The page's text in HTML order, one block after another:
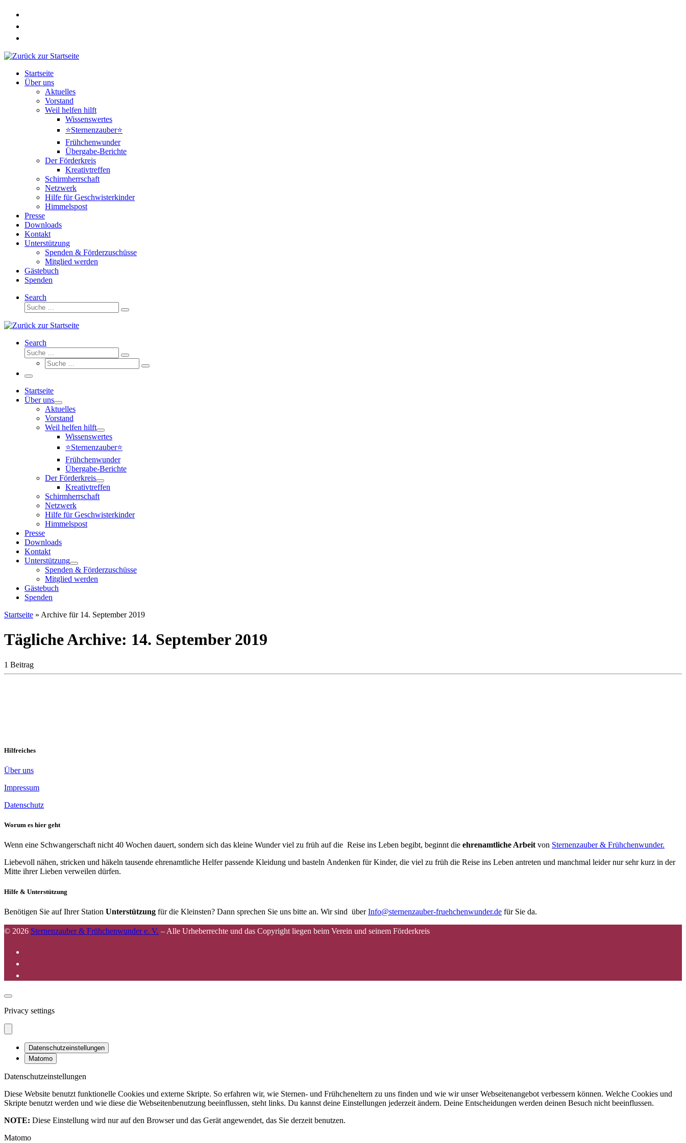
Zum
springen
Startseite
Über uns
Aktuelles
Vorstand
Weil helfen hilft
Wissenswertes
⭐Sternenzauber⭐
Frühchenwunder
Übergabe-Berichte
Der Förderkreis
Kreativtreffen
Schirmherrschaft
Netzwerk
Hilfe für Geschwisterkinder
Himmelspost
Presse
Downloads
Kontakt
Unterstützung
Spenden & Förderzuschüsse
Mitglied werden
Gästebuch
Spenden
Search
Suche
Suche
Search
Suche
Suche
Suche
Suche
Menü
Startseite
Über uns
Aktuelles
Vorstand
Weil helfen hilft
Wissenswertes
⭐Sternenzauber⭐
Frühchenwunder
Übergabe-Berichte
Der Förderkreis
Kreativtreffen
Schirmherrschaft
Netzwerk
Hilfe für Geschwisterkinder
Himmelspost
Presse
Downloads
Kontakt
Unterstützung
Spenden & Förderzuschüsse
Mitglied werden
Gästebuch
Spenden
Startseite » Archive für 14. September 2019
Tägliche Archive: 14. September 2019
1 Beitrag
Hilfreiches
Über uns
Impressum
Datenschutz
Worum es hier geht
Wenn eine Schwangerschaft nicht 40 Wochen dauert, sondern sich das kleine Wunder viel zu früh auf die Reise ins Leben begibt, beginnt die ehrenamtliche Arbeit von Sternenzauber & Frühchenwunder.
Liebevoll nähen, stricken und häkeln tausende ehrenamtliche Helfer passende Kleidung und basteln Andenken für Kinder, die viel zu früh die Reise ins Leben antreten und manchmal leider nur sehr kurz in der
Mitte ihrer Lieben verweilen dürfen.
Hilfe & Unterstützung
Benötigen Sie auf Ihrer Station Unterstützung für die Kleinsten? Dann sprechen Sie uns bitte an. Wir sind überInfo@sternenzauber-fruehchenwunder.de für Sie da.
© 2026 Sternenzauber & Frühchenwunder e. V. – Alle Urheberrechte und das Copyright liegen beim Verein und seinem Förderkreis
Privacy settings
Datenschutzeinstellungen
Matomo
Datenschutzeinstellungen
Diese Website benutzt funktionelle Cookies und externe Skripte. So erfahren wir, wie Sternen- und Frühcheneltern zu uns finden und wie wir unser Webseitenangebot verbessern können. Welche Cookies und
Skripte benutzt werden und wie diese die Webseitenbenutzung beeinflussen, steht links. Du kannst deine Einstellungen jederzeit ändern. Deine Entscheidungen werden deinen Besuch nicht beeinflussen.
NOTE: Diese Einstellung wird nur auf den Browser und das Gerät angewendet, das Sie derzeit benutzen.
Matomo